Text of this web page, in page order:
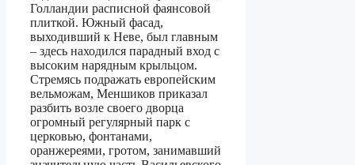
Голландии расписной фаянсовой
плиткой. Южный фасад,
выходивший к Неве, был главным
– здесь находился парадный вход с
высоким нарядным крыльцом.
Стремясь подражать европейским
вельможам, Меншиков приказал
разбить возле своего дворца
огромный регулярный парк с
церковью, фонтанами,
оранжереями, гротом, занимавший